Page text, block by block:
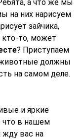
а что же мы
на них нарисуем
зайчика,
кто-то, может
? Приступаем
животные должны
на самом деле.
и яркие
что в нашем
жду вас на